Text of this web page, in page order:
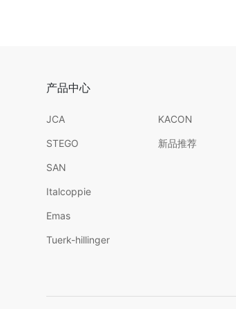
产品中心
JCA
STEGO
SAN
Italcoppie
Emas
Tuerk-hillinger
KACON
新品推荐